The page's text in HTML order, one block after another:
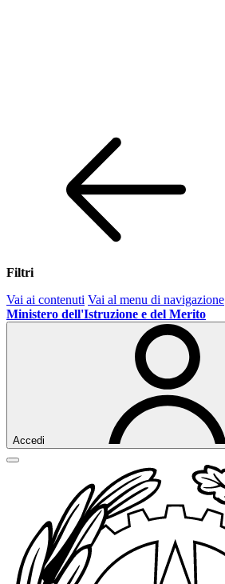
Filtri
Vai ai contenuti Vai al menu di navigazione
Ministero dell'Istruzione e del Merito
Accedi